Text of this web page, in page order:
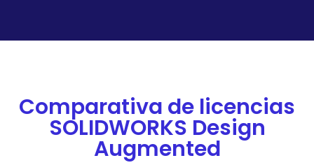
Comparativa de licencias
SOLIDWORKS Design
Augmented